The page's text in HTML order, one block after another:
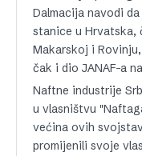
Dalmacija navodi
stanice u Hrvatska,
Makarskoj i
čak i dio JANAF-a
Naftne industrije
u vlasništvu
većina ovih
promijenili svoje